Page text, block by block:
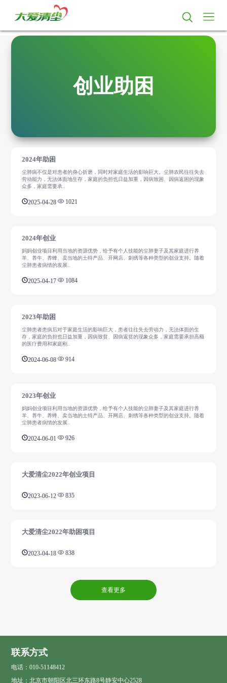
创业助困
2024年助困
尘肺病不仅是对患者的身心折磨，同时对家庭生活的影响巨大。尘肺农民往往失去
劳动能力，无法体面地生存，家庭的负担也日益加重，因病致困、因病返困的现象
众多，家庭需要承..
2025-04-28 1021
2024年创业
妈妈创业项目利用当地的资源优势，给予有个人技能的尘肺妻子及其家庭进行养
羊、养牛、养蜂、卖当地的土特产品、开网店、刺绣等各种类型的创业支持。随着
尘肺患者病情的发展..
2025-04-17 1084
2023年助困
尘肺患者患病后对于家庭生活的影响巨大，患者往往失去劳动力，无法体面的生
存，家庭的负担也日益加重，因病致贫、因病返贫的现象众多，家庭需要承担高额
的医疗费用和家庭刚..
2024-06-08 914
2023年创业
妈妈创业项目利用当地的资源优势，给予有个人技能的尘肺妻子及其家庭进行养
羊、养牛、养蜂、卖当地的土特产品、开网店、刺绣等各种类型的创业支持。随着
尘肺患者病情的发展..
2024-06-01 926
大爱清尘2022年创业项目
2023-06-12 835
大爱清尘2022年助困项目
2023-04-18 838
查看更多
联系方式
电话：010-51148412
地址：北京市朝阳区北三环东路8号静安中心2528